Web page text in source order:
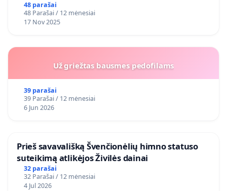
48 parašai
48 Parašai / 12 mėnesiai
17 Nov 2025
Už griežtas bausmes pedofilams
39 parašai
39 Parašai / 12 mėnesiai
6 Jun 2026
​Prieš savavališką Švenčionėlių himno statuso
suteikimą atlikėjos Živilės dainai
32 parašai
32 Parašai / 12 mėnesiai
4 Jul 2026